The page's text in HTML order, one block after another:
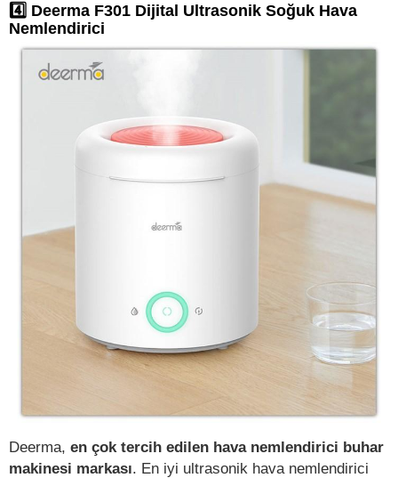
4️⃣ Deerma F301 Dijital Ultrasonik Soğuk Hava
Nemlendirici
Deerma, en çok tercih edilen hava nemlendirici buhar
makinesi markası. En iyi ultrasonik hava nemlendirici